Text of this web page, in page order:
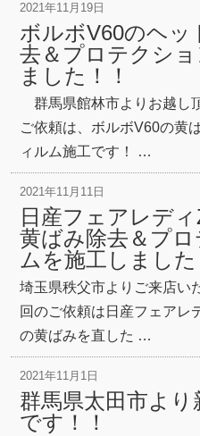
2021年11月19日
ボルボV60のヘッ
去＆プロテクシ
ました！！
群馬県館林市よりお越し
ご依頼は、ボルボV60の黄
ィルム施工です！ …
2021年11月11日
日産フェアレデ
黄ばみ除去＆プ
ムを施工しました
埼玉県秩父市よりご来店い
回のご依頼は日産フェアレ
の黄ばみを直した …
2021年11月1日
群馬県太田市よ
です！！